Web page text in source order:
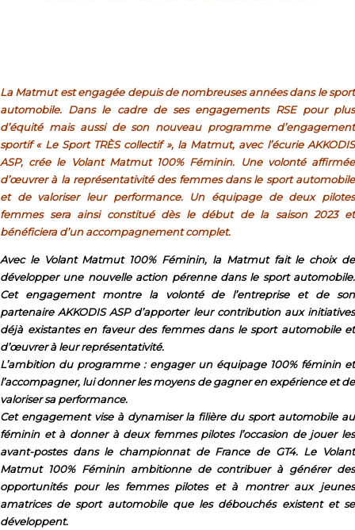
La Matmut est engagée depuis de nombreuses années dans le sport
automobile. Dans le cadre de ses engagements RSE pour plus
d’équité mais aussi de son nouveau programme d’engagement
sportif « Le Sport TRÈS collectif », la Matmut, avec l’écurie AKKODIS
ASP, crée le Volant Matmut 100% Féminin. Une volonté affirmée
d’œuvrer à la représentativité des femmes dans le sport automobile
et de valoriser leur performance. Un équipage de deux pilotes
femmes sera ainsi constitué dès le début de la saison 2023 et
bénéficiera d’un accompagnement complet.
Avec le Volant Matmut 100% Féminin, la Matmut fait le choix de
développer une nouvelle action pérenne dans le sport automobile.
Cet engagement montre la volonté de l’entreprise et de son
partenaire AKKODIS ASP d’apporter leur contribution aux initiatives
déjà existantes en faveur des femmes dans le sport automobile et
d’œuvrer à leur représentativité.
L’ambition du programme : engager un équipage 100% féminin et
l’accompagner, lui donner les moyens de gagner en expérience et de
valoriser sa performance.
Cet engagement vise à dynamiser la filière du sport automobile au
féminin et à donner à deux femmes pilotes l’occasion de jouer les
avant-postes dans le championnat de France de GT4. Le Volant
Matmut 100% Féminin ambitionne de contribuer à générer des
opportunités pour les femmes pilotes et à montrer aux jeunes
amatrices de sport automobile que les débouchés existent et se
développent.